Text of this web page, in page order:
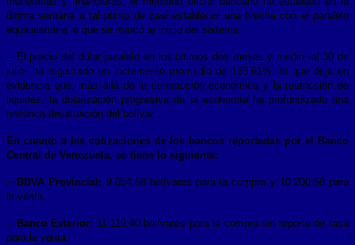
última semana a tal punto de casi establecer una brecha con el paralelo
equivalente a la que se marcó al inicio del sistema.
– El precio del dólar paralelo en los últimos dos meses y medio -al 30 de
julio- ha registrado un incremento promedio de 133,61%, lo que deja en
evidencia que, más allá de la contracción económica y la restricción de
liquidez, la dolarización progresiva de la economía ha profundizado una
histórica devaluación del bolívar.
En cuanto a las cotizaciones de los bancos reportadas por el Banco
Central de Venezuela, se tiene lo siguiente:
– BBVA Provincial: 9.854,68 bolívares para la compra y 10.200,58 para
la venta.
– Banco Exterior: 11.119,40 bolívares para la compra sin reporte de tasa
para la venta.